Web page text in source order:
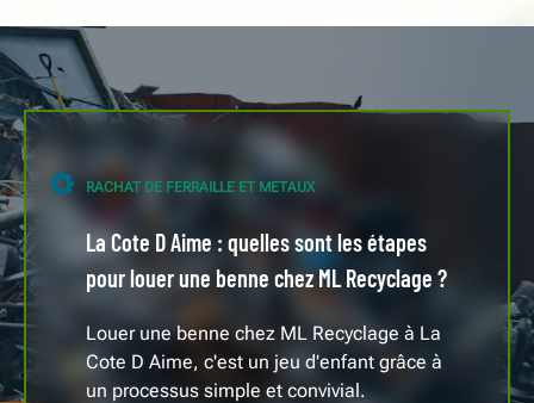
RACHAT DE FERRAILLE ET METAUX
La Cote D Aime : quelles sont les étapes
pour louer une benne chez ML Recyclage ?
Louer une benne chez ML Recyclage à La
Cote D Aime, c'est un jeu d'enfant grâce à
un processus simple et convivial.